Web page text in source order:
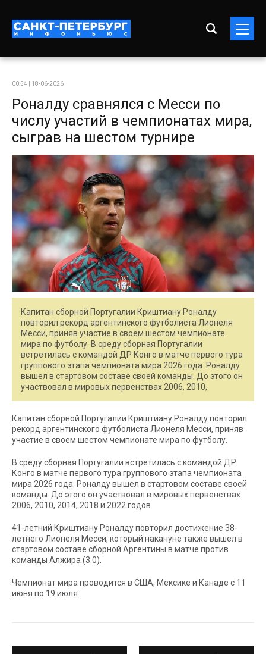
00:54 | 18-06-2026
Роналду сравнялся с Месси по
числу участий в чемпионатах мира,
сыграв на шестом турнире
Капитан сборной Португалии Криштиану Роналду
повторил рекорд аргентинского футболиста Лионеля
Месси, приняв участие в своем шестом чемпионате
мира по футболу. В среду сборная Португалии
встретилась с командой ДР Конго в матче первого тура
группового этапа чемпионата мира 2026 года. Роналду
вышел в стартовом составе своей команды. До этого он
участвовал в мировых первенствах 2006, 2010,
Капитан сборной Португалии Криштиану Роналду повторил
рекорд аргентинского футболиста Лионеля Месси, приняв
участие в своем шестом чемпионате мира по футболу.
В среду сборная Португалии встретилась с командой ДР
Конго в матче первого тура группового этапа чемпионата
мира 2026 года. Роналду вышел в стартовом составе своей
команды. До этого он участвовал в мировых первенствах
2006, 2010, 2014, 2018 и 2022 годов.
41-летний Криштиану Роналду повторил достижение 38-
летнего Лионеля Месси, который накануне также вышел в
стартовом составе сборной Аргентины в матче против
команды Алжира (3:0).
Чемпионат мира проводится в США, Мексике и Канаде с 11
июня по 19 июля.